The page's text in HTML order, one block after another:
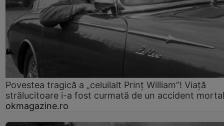
Povestea tragică a „celuilalt Prinț William”! Viață
strălucitoare i-a fost curmată de un accident mortal
okmagazine.ro